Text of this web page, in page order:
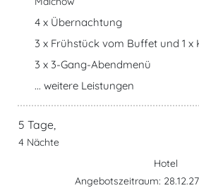
4 x Übernachtung
3 x Frühstück vom Buffet und 1
3 x 3-Gang-Abendmenü
... weitere Leistungen
5 Tage,
4 Nächte
Hotel
Angebotszeitraum: 28.12.27